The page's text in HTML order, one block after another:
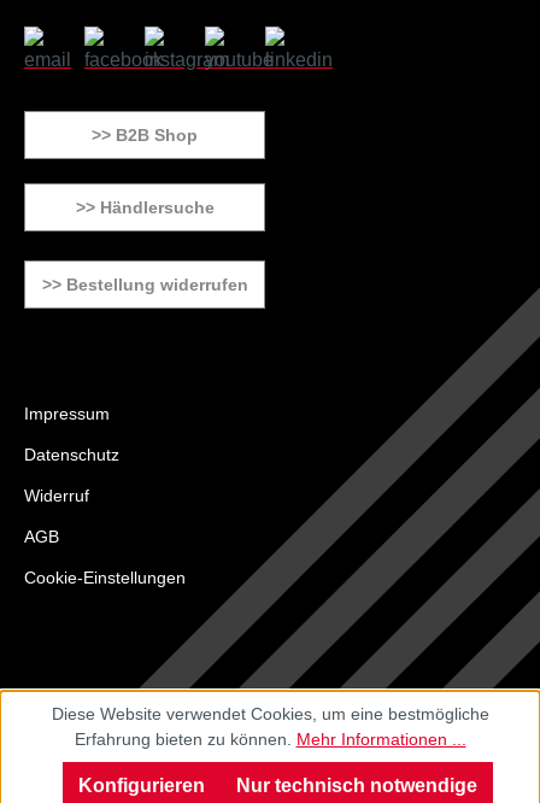
>> B2B Shop
>> Händlersuche
>> Bestellung widerrufen
Impressum
Datenschutz
Widerruf
AGB
Cookie-Einstellungen
Diese Website verwendet Cookies, um eine bestmögliche
Erfahrung bieten zu können. Mehr Informationen ...
Nur technisch notwendige
Konfigurieren